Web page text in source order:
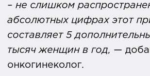
– не слишком
абсолютных цифрах этот
составляет 5
тысяч женщин в год, —
онкогинеколог.